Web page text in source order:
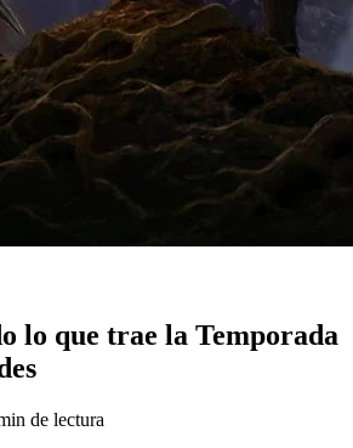
lo que trae la Temporada
de lectura